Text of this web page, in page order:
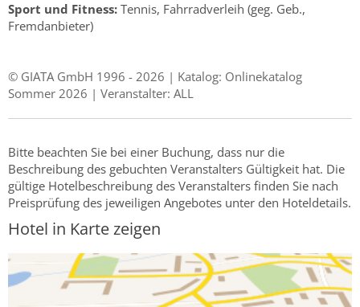
Sport und Fitness: Tennis, Fahrradverleih (geg. Geb.,
Fremdanbieter)
© GIATA GmbH 1996 - 2026 | Katalog: Onlinekatalog
Sommer 2026 | Veranstalter: ALL
Bitte beachten Sie bei einer Buchung, dass nur die
Beschreibung des gebuchten Veranstalters Gültigkeit hat. Die
gültige Hotelbeschreibung des Veranstalters finden Sie nach
Preisprüfung des jeweiligen Angebotes unter den Hoteldetails.
Hotel in Karte zeigen